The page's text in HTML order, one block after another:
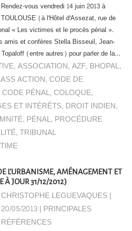
Rendez-vous vendredi 14 juin 2013 à
TOULOUSE (à l'Hôtel d'Assezat, rue de
« Les victimes et le procès pénal ».
amis et confères Stella Bisseuil, Jean-
(entre autres) pour parler de la...
,ASSOCIATION,AZF, BHOPAL,
ACTION, CODE DE
CODE PÉNAL, COLOQUE,
ET INTÉRÊTS, DROIT INDIEN,
, PÉNAL, PROCÉDURE
,TRIBUNAL
L’URBANISME, AMÉNAGEMENT ET
À JOUR 31/12/2012)
CHRISTOPHE LEGUEVAQUES |
20/05/2013| PRINCIPALES
RÉFÉRENCES